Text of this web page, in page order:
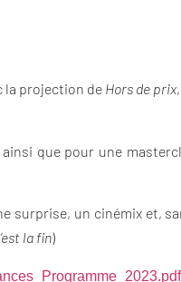
la projection de Hors de prix
que pour une
surprise, un cinémix et,
la fin)